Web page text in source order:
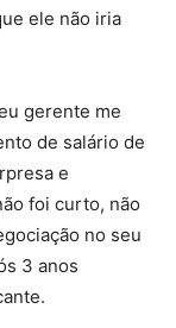
ele não iria
gerente me
de salário de
e
foi curto, não
no seu
3 anos